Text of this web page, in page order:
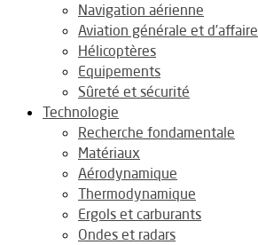
Navigation aérienne
Aviation générale et d’affaire
Hélicoptères
Equipements
Sûreté et sécurité
Technologie
Recherche fondamentale
Matériaux
Aérodynamique
Thermodynamique
Ergols et carburants
Ondes et radars